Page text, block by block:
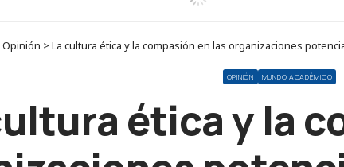
> La cultura ética y la compasión en las organizaciones
OPINIÓN MUNDO ACADÉMICO
ética y la